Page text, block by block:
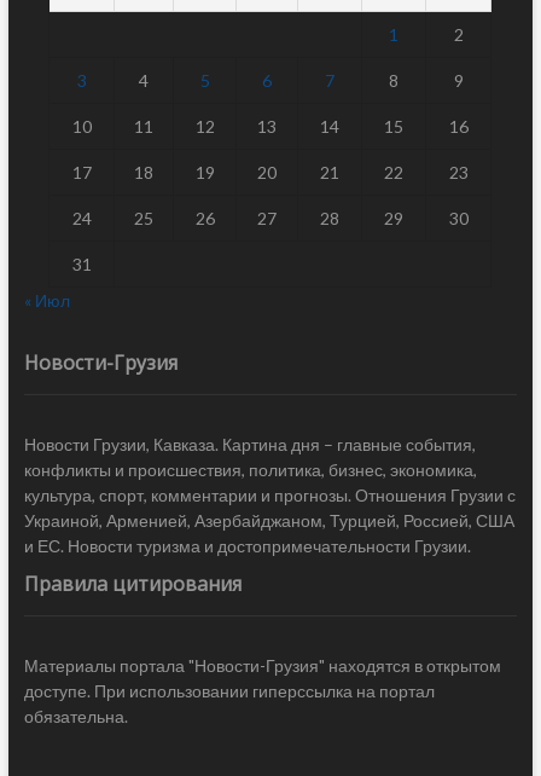
1 2
3 4 5 6 7 8 9
10 11 12 13 14 15 16
17 18 19 20 21 22 23
24 25 26 27 28 29 30
31
« Июл
Новости-Грузия
Новости Грузии, Кавказа. Картина дня – главные события,
конфликты и происшествия, политика, бизнес, экономика,
культура, спорт, комментарии и прогнозы. Отношения Грузии с
Украиной, Арменией, Азербайджаном, Турцией, Россией, США
и ЕС. Новости туризма и достопримечательности Грузии.
Правила цитирования
Материалы портала "Новости-Грузия" находятся в открытом
доступе. При использовании гиперссылка на портал
обязательна.